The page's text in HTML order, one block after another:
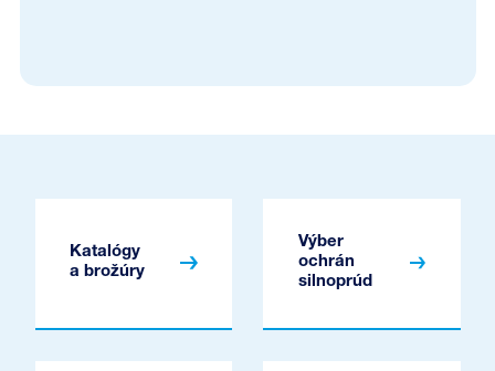
Katalógy
a brožúry
Výber
ochrán
silnoprúd